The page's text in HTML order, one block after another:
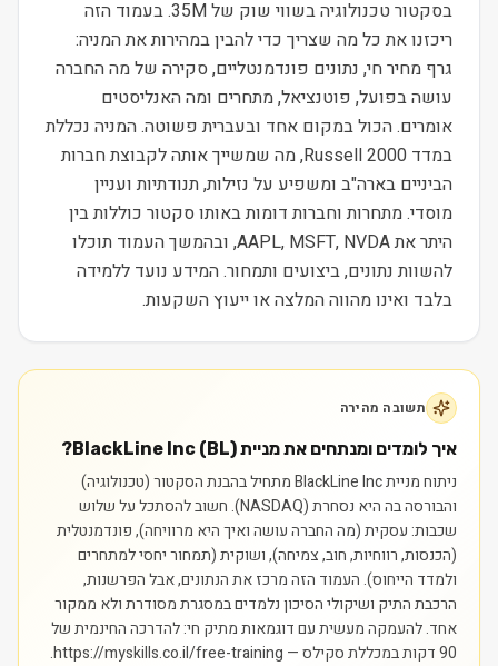
בסקטור טכנולוגיה בשווי שוק של 35M. בעמוד הזה
ריכזנו את כל מה שצריך כדי להבין במהירות את המניה:
גרף מחיר חי, נתונים פונדמנטליים, סקירה של מה החברה
עושה בפועל, פוטנציאל, מתחרים ומה האנליסטים
אומרים. הכול במקום אחד ובעברית פשוטה. המניה נכללת
במדד Russell 2000, מה שמשייך אותה לקבוצת חברות
הביניים בארה"ב ומשפיע על נזילות, תנודתיות ועניין
מוסדי. מתחרות וחברות דומות באותו סקטור כוללות בין
היתר את AAPL, MSFT, NVDA, ובהמשך העמוד תוכלו
להשוות נתונים, ביצועים ותמחור. המידע נועד ללמידה
בלבד ואינו מהווה המלצה או ייעוץ השקעות.
תשובה מהירה
איך לומדים ומנתחים את מניית BlackLine Inc (BL)?
ניתוח מניית BlackLine Inc מתחיל בהבנת הסקטור (טכנולוגיה)
והבורסה בה היא נסחרת (NASDAQ). חשוב להסתכל על שלוש
שכבות: עסקית (מה החברה עושה ואיך היא מרוויחה), פונדמנטלית
(הכנסות, רווחיות, חוב, צמיחה), ושוקית (תמחור יחסי למתחרים
ולמדד הייחוס). העמוד הזה מרכז את הנתונים, אבל הפרשנות,
הרכבת התיק ושיקולי הסיכון נלמדים במסגרת מסודרת ולא ממקור
אחד.להעמקה מעשית עם דוגמאות מתיק חי: להדרכה החינמית של
90 דקות במכללת סקילס — https://myskills.co.il/free-training.